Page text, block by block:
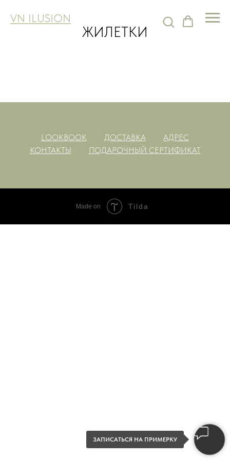
VN ILUSION
ЖИЛЕТКИ
ЗАПИСАТЬСЯ НА ПРИМЕРКУ
LOOKBOOK ДОСТАВКА
АДРЕС
КОНТАКТЫ
ПОДАРОЧНЫЙ СЕРТИФИКАТ
Made on Tilda